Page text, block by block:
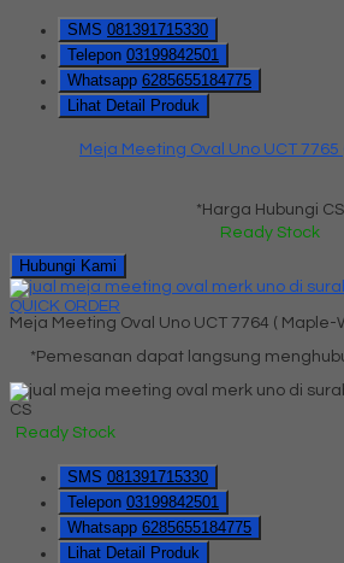
SMS 081391715330
Telepon 03199842501
Whatsapp 6285655184775
Lihat Detail Produk
Meja Meeting Oval Uno UCT
*Harga Hubungi CS
Ready Stock
Hubungi Kami
QUICK ORDER
Meja Meeting Oval Uno UCT 7764 ( Maple-
*Pemesanan dapat langsung
CS
Ready Stock
SMS 081391715330
Telepon 03199842501
Whatsapp 6285655184775
Lihat Detail Produk